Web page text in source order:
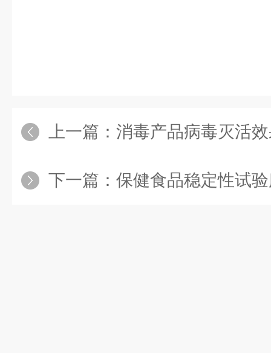
上一篇： 消毒产品病毒灭活
下一篇： 保健食品稳定性试